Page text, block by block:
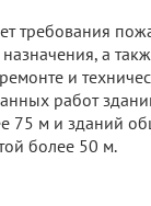
требования
а
и
работ
75 м и зданий
более 50 м.